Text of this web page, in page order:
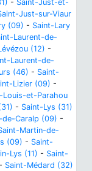
- Saint-Just-et-
Just-sur-Viaur
(09) - Saint-Lary
Laurent-de-
(12) -
Laurent-de-
(46) - Saint-
Lizier (09) -
Louis-et-Parahou
- Saint-Lys (31)
de-Caralp (09) -
Martin-de-
(09) - Saint-
Lys (11) - Saint-
- Saint-Médard (32)